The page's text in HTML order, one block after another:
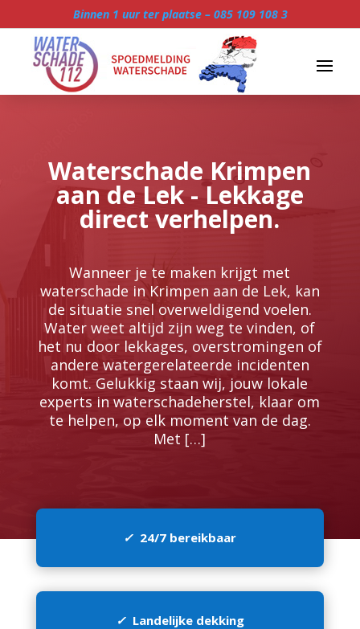
Binnen 1 uur ter plaatse – 085 109 108 3
Waterschade Krimpen
aan de Lek - Lekkage
direct verhelpen.
Wanneer je te maken krijgt met
waterschade in Krimpen aan de Lek, kan
de situatie snel overweldigend voelen.​
Water weet altijd zijn weg te vinden, of
het nu door lekkages, overstromingen of
andere watergerelateerde incidenten
komt.​ Gelukkig staan wij, jouw lokale
experts in waterschadeherstel, klaar om
te helpen, op elk moment van de dag.​
Met […]
✓ 24/7 bereikbaar
✓ Landelijke dekking